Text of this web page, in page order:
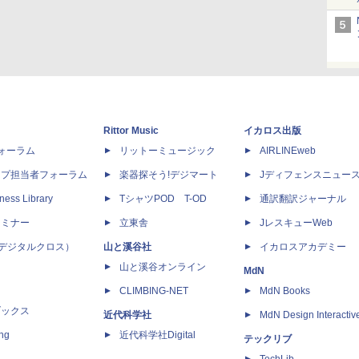
ーラム
担当者フォーラム
Library
ナー
ジタルクロス）
クス
Rittor Music
リットーミュージック
楽器探そう!デジマート
TシャツPOD T-OD
立東舎
山と溪谷社
山と溪谷オンライン
CLIMBING-NET
近代科学社
近代科学社Digital
イカロス出版
AIRLINEweb
Jディフェンスニュー
通訳翻訳ジャーナル
JレスキューWeb
イカロスアカデミー
MdN
MdN Books
MdN Design
テックリブ